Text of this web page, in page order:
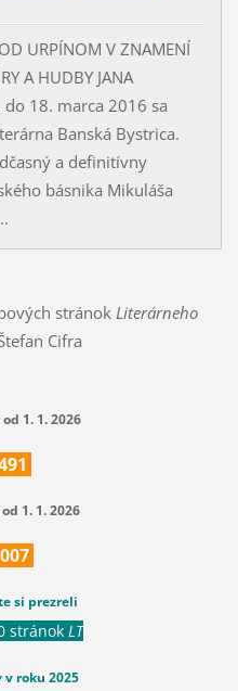
URPÍNOM V ZNAMENÍ
A HUDBY JANA
do 18. marca 2016 sa
Banská Bystrica.
a definitívny
básnika Mikuláša
stránok Literárneho
Cifra
1. 1. 2026
1. 1. 2026
007
si prezreli
stránok LT
v roku 2025